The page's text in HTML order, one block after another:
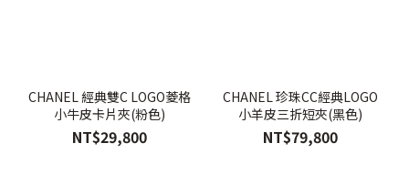
CHANEL 經典雙C LOGO菱格
小牛皮卡片夾(粉色)
NT$29,800
CHANEL 珍珠CC經典LOGO
小羊皮三折短夾(黑色)
NT$79,800